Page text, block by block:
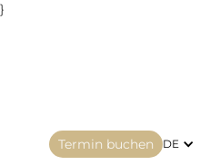
}
Termin buchen DE